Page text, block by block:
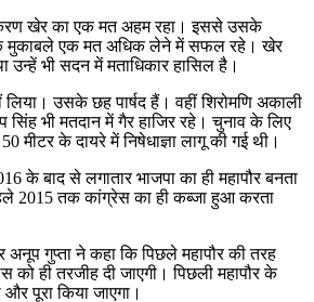
खेर का एक मत अहम रहा। इससे उसके
के मुकाबले एक मत अधिक लेने में सफल रहे। खेर
भी सदन में मताधिकार हासिल है।
उसके छह पार्षद हैं। वहीं शिरोमणि अकाली
सिंह भी मतदान में गैर हाजिर रहे। चुनाव के लिए
के दायरे में निषेधाज्ञा लागू की गई थी।
के बाद से लगातार भाजपा का ही महापौर बनता
2015 तक कांग्रेस का ही कब्जा हुआ करता
अनूप गुप्ता ने कहा कि पिछले महापौर की तरह
को ही तरजीह दी जाएगी। पिछली महापौर के
और पूरा किया जाएगा।